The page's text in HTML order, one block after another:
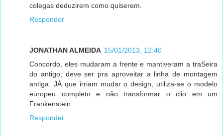
colegas deduzirem como quiserem.
Responder
JONATHAN ALMEIDA 15/01/2013, 12:40
Concordo, eles mudaram a frente e mantiveram a traSeira
do antigo, deve ser pra aproveitar a linha de montagem
antiga. JÁ que irriam mudar o design, utiliza-se o modelo
europeu completo e não transformar o clio em um
Frankenstein.
Responder